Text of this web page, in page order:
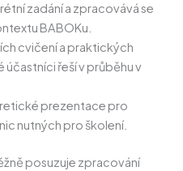
zadání a zpracovává se
BABOKu.
cvičení a praktických
řeší v průběhu v
prezentace pro
nutných pro školení.
posuzuje zpracování